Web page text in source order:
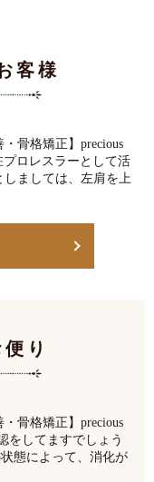
客様
骨格矯正】precious
ロレスラーとして活
ましては、左肩を上
り
骨格矯正】precious
をしてますでしょう
態によって、消化が